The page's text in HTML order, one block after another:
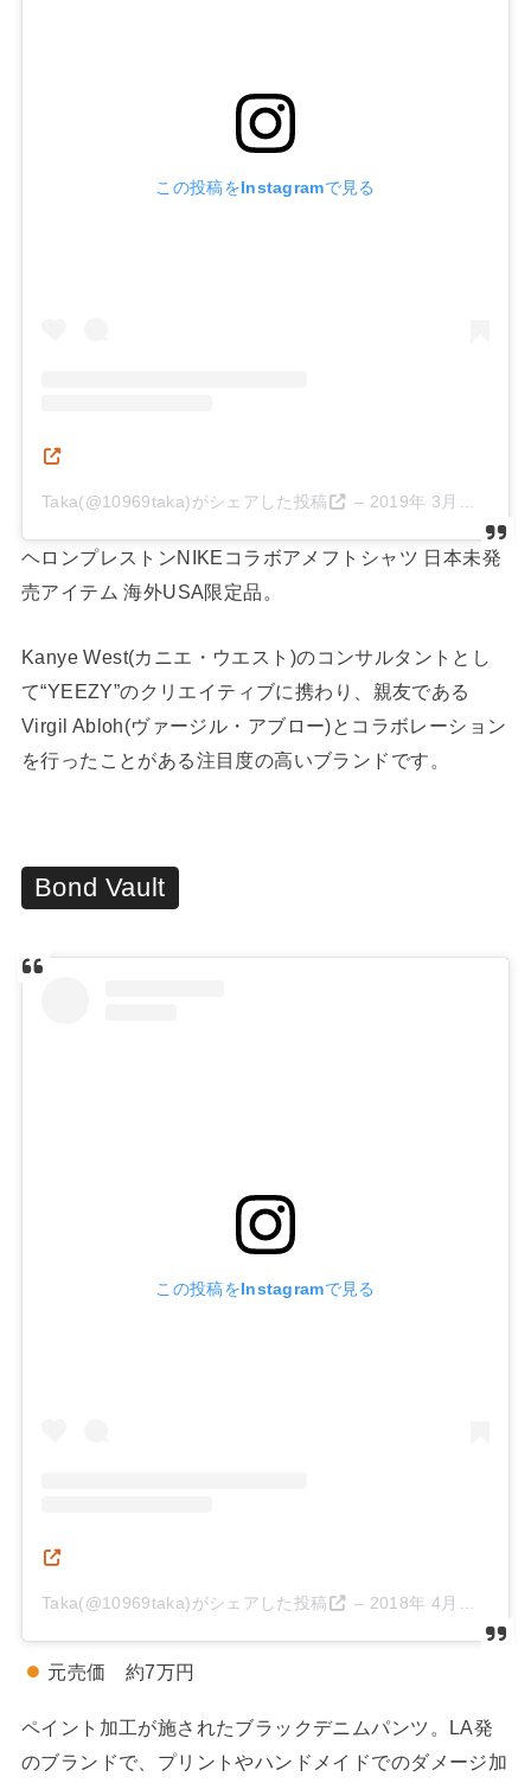
この投稿をInstagramで見る
Taka(@10969taka)がシェアした投稿 – 2019年 3月月6日午後10時28分PST
ヘロンプレストンNIKEコラボアメフトシャツ 日本未発
売アイテム 海外USA限定品。
Kanye West(カニエ・ウエスト)のコンサルタントとし
て“YEEZY”のクリエイティブに携わり、親友である
Virgil Abloh(ヴァージル・アブロー)とコラボレーション
を行ったことがある注目度の高いブランドです。
Bond Vault
この投稿をInstagramで見る
Taka(@10969taka)がシェアした投稿 – 2018年 4月月1日午前7時28分PDT
元売価 約7万円
ペイント加工が施されたブラックデニムパンツ。LA発
のブランドで、プリントやハンドメイドでのダメージ加